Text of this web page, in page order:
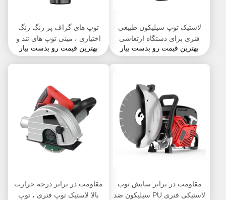
لاستیک توپ سیلیکون طبیعی
فنری برای دستگاه ارتعاشی
30-90 Shore OEM
بهترین قیمت رو بدست بیار
توپ های گزاف پر رنگ رنگ
اختیاری ، مینی توپ های تند و
تیز مقادیر ℃ - 300 ℃ دور
بهترین قیمت رو بدست بیار
مقاومت در برابر سایش توپ
لاستیکی فنری PU سیلیکون ضد
مقاومت در برابر درجه حرارت
بالا لاستیک توپ فنری ، توپ